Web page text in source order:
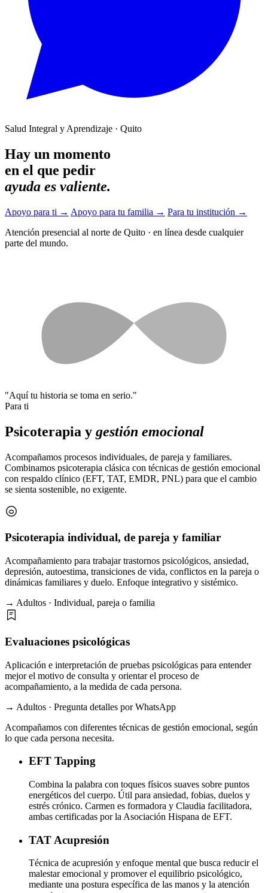
Salud Integral y Aprendizaje · Quito
Hay un momento
en el que pedir
ayuda es valiente.
Apoyo para ti → Apoyo para tu familia → Para tu institución →
Atención presencial al norte de Quito · en línea desde cualquier
parte del mundo.
"Aquí tu historia se toma en serio."
Para ti
Psicoterapia y gestión emocional
Acompañamos procesos individuales, de pareja y familiares.
Combinamos psicoterapia clásica con técnicas de gestión emocional
con respaldo clínico (EFT, TAT, EMDR, PNL) para que el cambio
se sienta sostenible, no exigente.
Psicoterapia individual, de pareja y familiar
Acompañamiento para trabajar trastornos psicológicos, ansiedad,
depresión, autoestima, transiciones de vida, conflictos en la pareja o
dinámicas familiares y duelo. Enfoque integrativo y sistémico.
→ Adultos · Individual, pareja o familia
Evaluaciones psicológicas
Aplicación e interpretación de pruebas psicológicas para entender
mejor el motivo de consulta y orientar el proceso de
acompañamiento, a la medida de cada persona.
→ Adultos · Pregunta detalles por WhatsApp
Acompañamos con diferentes técnicas de gestión emocional, según
lo que cada persona necesita.
EFT Tapping
Combina la palabra con toques físicos suaves sobre puntos
energéticos del cuerpo. Útil para ansiedad, fobias, duelos y
estrés crónico. Carmen es formadora y Claudia facilitadora,
ambas certificadas por la Asociación Hispana de EFT.
TAT Acupresión
Técnica de acupresión y enfoque mental que busca reducir el
malestar emocional y promover el equilibrio psicológico,
mediante una postura específica de las manos y la atención